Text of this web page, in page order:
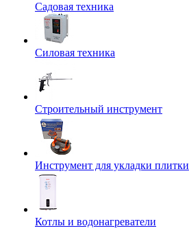
Садовая техника
Силовая техника
Строительный инструмент
Инструмент для укладки плитки
Котлы и водонагреватели